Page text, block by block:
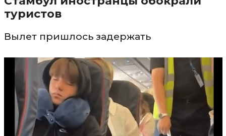
туристов
Вылет пришлось задержать